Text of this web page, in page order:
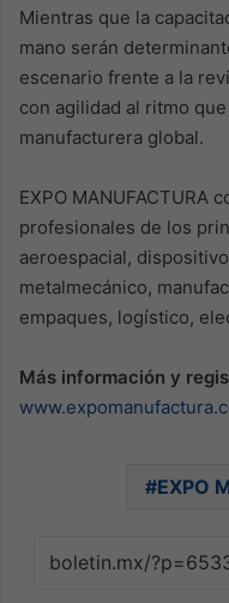
Mientras que la
mano serán
escenario frente a la
con agilidad al ritmo
manufacturera global.
EXPO MANUFACTURA
profesionales de los
aeroespacial,
metalmecánico,
empaques, logístico,
Más información y
EXPO